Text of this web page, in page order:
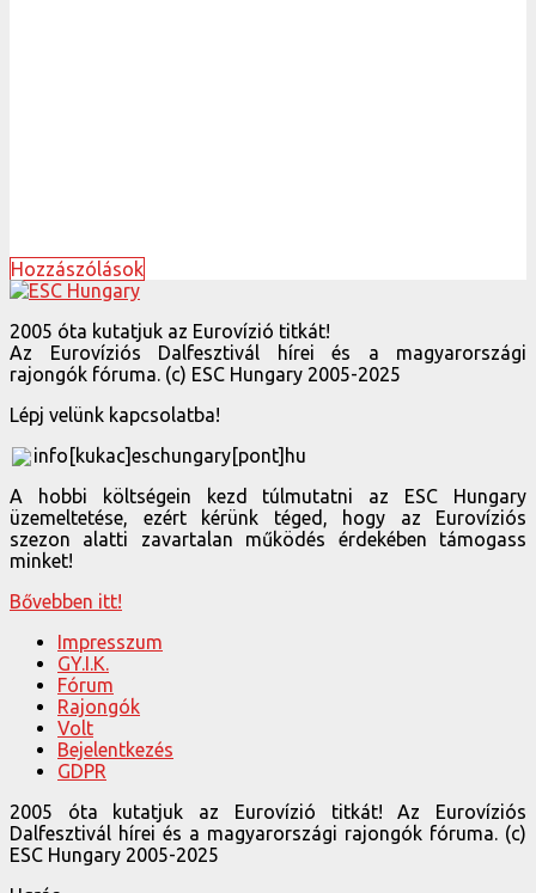
Hozzászólások
2005 óta kutatjuk az Eurovízió titkát!
Az Eurovíziós Dalfesztivál hírei és a magyarországi
rajongók fóruma. (c) ESC Hungary 2005-2025
Lépj velünk kapcsolatba!
info[kukac]eschungary[pont]hu
A hobbi költségein kezd túlmutatni az ESC Hungary
üzemeltetése, ezért kérünk téged, hogy az Eurovíziós
szezon alatti zavartalan működés érdekében támogass
minket!
Bővebben itt!
Impresszum
GY.I.K.
Fórum
Rajongók
Volt
Bejelentkezés
GDPR
2005 óta kutatjuk az Eurovízió titkát! Az Eurovíziós
Dalfesztivál hírei és a magyarországi rajongók fóruma. (c)
ESC Hungary 2005-2025